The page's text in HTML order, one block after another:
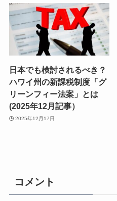
日本でも検討されるべき？
ハワイ州の新課税制度「グ
リーンフィー法案」とは
(2025年12月記事）
2025年12月17日
コメント